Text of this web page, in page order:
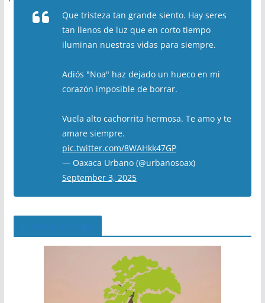
Que tristeza tan grande siento. Hay seres
tan llenos de luz que en corto tiempo
iluminan nuestras vidas para siempre.
Adiós "Noa" haz dejado un hueco en mi
corazón imposible de borrar.
Vuela alto cachorrita hermosa. Te amo y te
amare siempre.
pic.twitter.com/8WAHkk47GP
— Oaxaca Urbano (@urbanosoax)
September 3, 2025